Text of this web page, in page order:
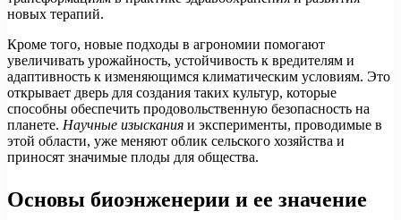
новых терапий.
Кроме того, новые подходы в агрономии помогают
увеличивать урожайность, устойчивость к вредителям и
адаптивность к изменяющимся климатическим условиям. Это
открывает дверь для создания таких культур, которые
способны обеспечить продовольственную безопасность на
планете. Научные изыскания и эксперименты, проводимые в
этой области, уже меняют облик сельского хозяйства и
приносят значимые плоды для общества.
Основы биоэнженерии и ее значение